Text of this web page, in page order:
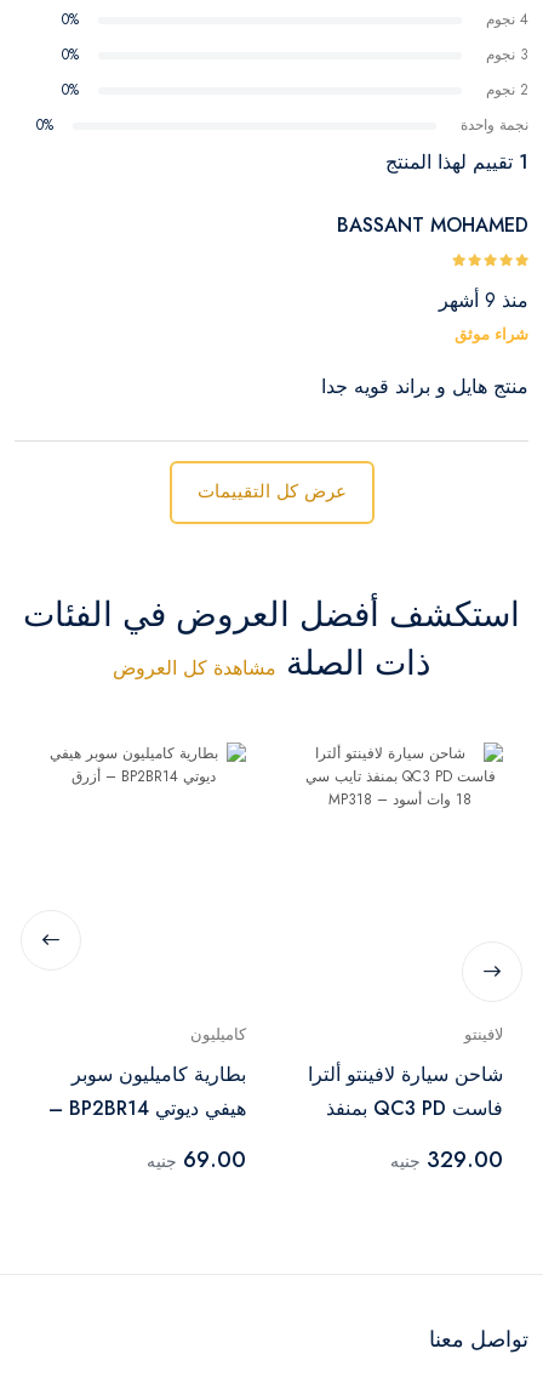
4 نجوم
0%
3 نجوم
0%
2 نجوم
0%
نجمة واحدة
0%
1 تقييم لهذا المنتج
BASSANT MOHAMED
منذ 9 أشهر
شراء موثق
منتج هايل و براند قويه جدا
عرض كل التقييمات
استكشف أفضل العروض في الفئات
ذات الصلة مشاهدة كل العروض
لافينتو
شاحن سيارة لافينتو ألترا
فاست QC3 PD بمنفذ
MP318
329.00 جنيه
كاميليون
بطارية كاميليون سوبر
هيفي ديوتي BP2BR14 –
69.00 جنيه
تواصل معنا